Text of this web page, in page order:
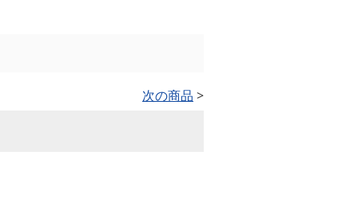
次の商品 >